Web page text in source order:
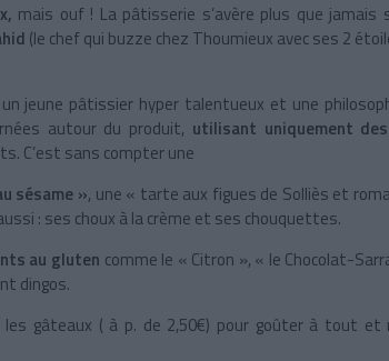
mais ouf ! La pâtisserie s’avère plus que jamais
(le chef qui buzze chez Thoumieux avec ses 2
jeune pâtissier hyper talentueux et une
autour du produit, utilisant uniquement
C’est sans compter une
sésame », une « tarte aux figues de Solliès et
: ses choux à la crème et ses chouquettes.
au gluten comme le « Citron », « le Chocolat-
dingos.
les gâteaux ( à p. de 2,50€) pour goûter à tout et